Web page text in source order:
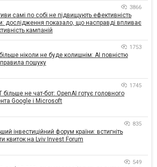
3866
самі по собі не підвищують ефективність
дослідження показало, що насправді впливає
кампаній
1753
ніколи не буде колишнім: AI повністю
пошуку
1745
більше не чат-бот: OpenAI готує головного
Google і Microsoft
835
інвестиційний форум країни: встигніть
квиток на Lviv Invest Forum
549